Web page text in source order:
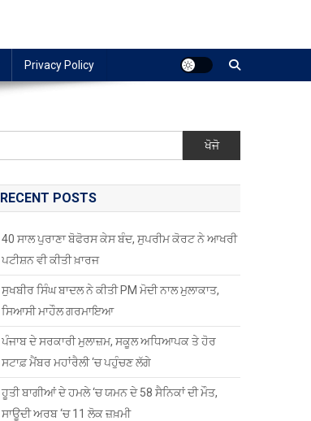
Privacy Policy
ਖੋਜੋ
RECENT POSTS
40 ਸਾਲ ਪੁਰਾਣਾ ਬੋਫੋਰਸ ਕੇਸ ਬੰਦ, ਸੁਪਰੀਮ ਕੋਰਟ ਨੇ ਆਖਰੀ
ਪਟੀਸ਼ਨ ਵੀ ਕੀਤੀ ਖ਼ਾਰਜ
ਸੁਖਬੀਰ ਸਿੰਘ ਬਾਦਲ ਨੇ ਕੀਤੀ PM ਮੋਦੀ ਨਾਲ ਮੁਲਾਕਾਤ,
ਸਿਆਸੀ ਮਾਹੌਲ ਗਰਮਾਇਆ
ਪੰਜਾਬ ਦੇ ਸਰਕਾਰੀ ਮੁਲਾਜ਼ਮ, ਸਕੂਲ ਅਧਿਆਪਕ ਤੇ ਹੋਰ
ਸਟਾਫ਼ ਮੈਂਬਰ ਮਹਾਂਰੈਲੀ ‘ਚ ਪਹੁੰਚਣ ਲੱਗੇ
ਹੂਤੀ ਬਾਗੀਆਂ ਦੇ ਹਮਲੇ ‘ਚ ਯਮਨ ਦੇ 58 ਸੈਨਿਕਾਂ ਦੀ ਮੌਤ,
ਸਾਊਦੀ ਅਰਬ ‘ਚ 11 ਲੋਕ ਜ਼ਖ਼ਮੀ